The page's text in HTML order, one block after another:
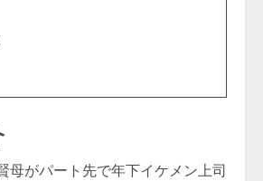
母がパート先で年下イケメン上司